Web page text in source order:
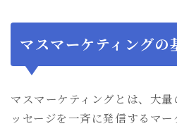
マスマーケティングの
マスマーケティングとは、大
ッセージを一斉に発信するマー